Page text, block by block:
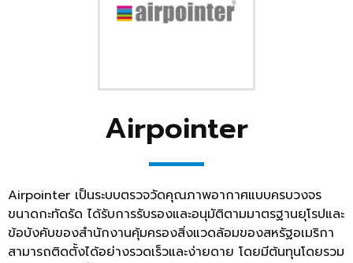
Airpointer
Airpointer เป็นระบบตรวจวัดคุณภาพอากาศแบบครบวงจร
ขนาดกะทัดรัด ได้รับการรับรองและอนุมัติตามมาตรฐานยุโรปและ
ข้อบังคับของสำนักงานคุ้มครองสิ่งแวดล้อมของสหรัฐอเมริกา
สามารถติดตั้งได้อย่างรวดเร็วและง่ายดาย โดยมีต้นทุนโดยรวม